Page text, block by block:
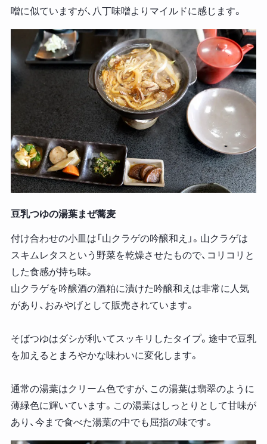
噌に似ていますが、八丁味噌よりマイルドに感じます。
豆乳つゆの湯葉まぜ蕎麦
付け合わせの小皿は「山クラゲの吟醸和え」。山クラゲは
スキムレタスという野菜を乾燥させたもので、コリコリと
した食感が持ち味。
山クラゲを吟醸酒の酒粕に漬けた吟醸和えは非常に人気
があり、おみやげとして販売されています。
そばつゆはダシが利いてスッキリしたタイプ。途中で豆乳
を加えるとまろやかな味わいに変化します。
通常の湯葉はクリーム色ですが、この湯葉は翡翠のように
薄緑色に輝いています。この湯葉はしっとりとして甘味が
あり、今まで食べた湯葉の中でも屈指の味です。